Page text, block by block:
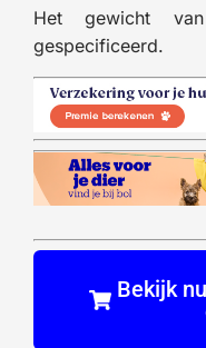
Het gewicht
gespecificeerd.
Bekijk